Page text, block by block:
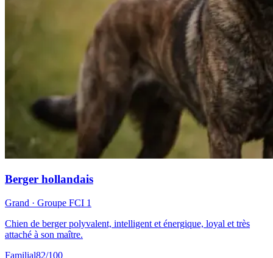
Berger hollandais
Grand · Groupe FCI 1
Chien de berger polyvalent, intelligent et énergique, loyal et très
attaché à son maître.
Familial82/100